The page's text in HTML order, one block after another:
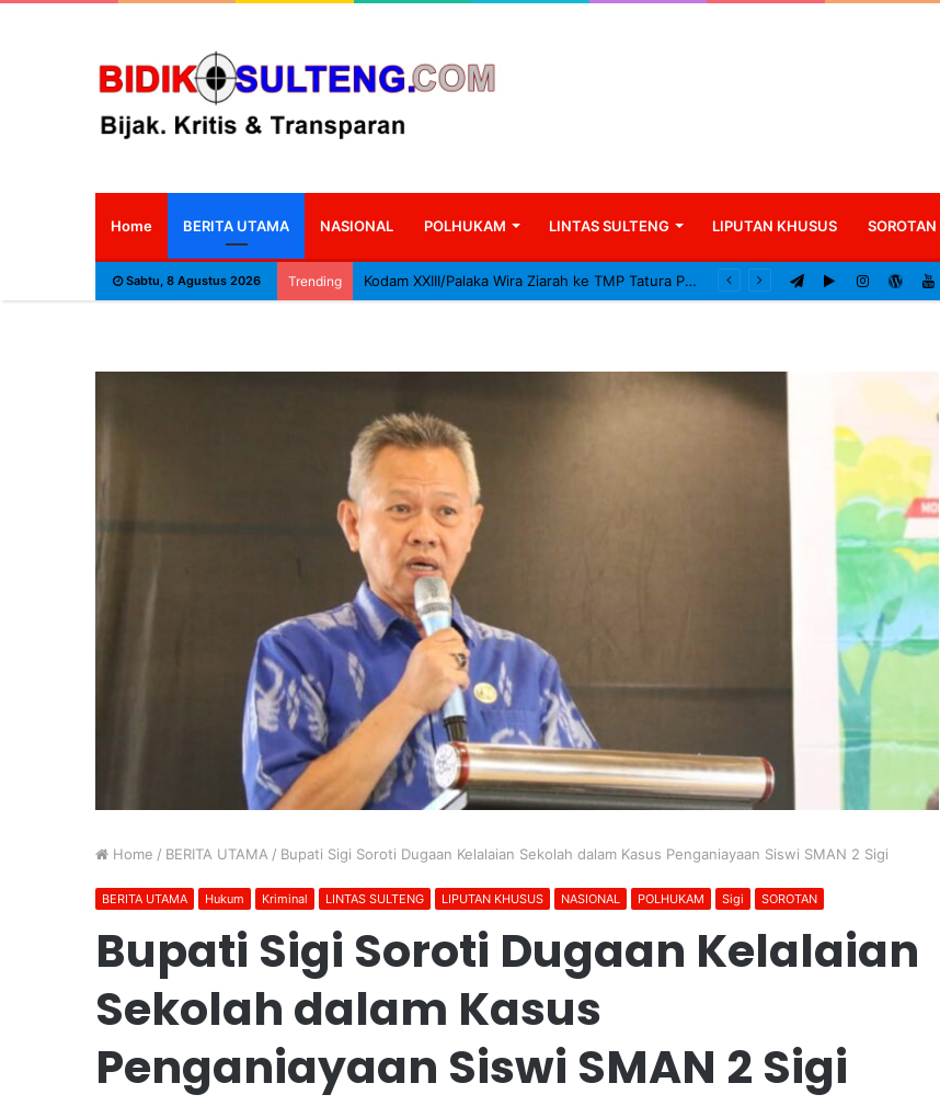
Home BERITA UTAMA NASIONAL POLHUKAM LINTAS SULTENG LIPUTAN KHUSUS SOROTAN
Sabtu, 8 Agustus 2026 Trending Kodam XXIII/Palaka Wira Ziarah ke TMP Tatura Peringati HUT ke-1
Home / BERITA UTAMA / Bupati Sigi Soroti Dugaan Kelalaian Sekolah dalam Kasus Penganiayaan Siswi SMAN 2 Sigi
BERITA UTAMA Hukum Kriminal LINTAS SULTENG LIPUTAN KHUSUS NASIONAL POLHUKAM Sigi SOROTAN
Bupati Sigi Soroti Dugaan Kelalaian
Sekolah dalam Kasus
Penganiayaan Siswi SMAN 2 Sigi